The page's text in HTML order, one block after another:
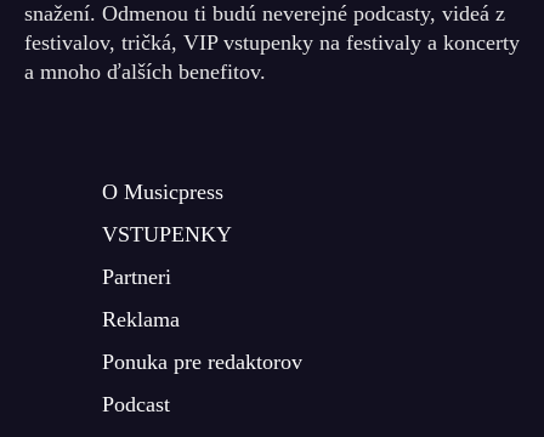
snažení. Odmenou ti budú neverejné podcasty, videá z
festivalov, tričká, VIP vstupenky na festivaly a koncerty
a mnoho ďalších benefitov.
O Musicpress
VSTUPENKY
Partneri
Reklama
Ponuka pre redaktorov
Podcast